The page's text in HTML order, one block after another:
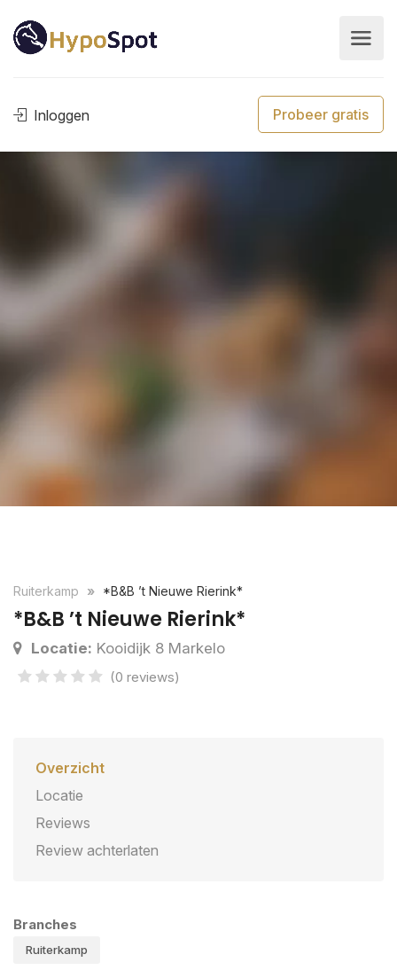
Inloggen Probeer gratis
Ruiterkamp *B&B ’t Nieuwe Rierink*
*B&B ’t Nieuwe Rierink*
Locatie: Kooidijk 8 Markelo
(0 reviews)
Overzicht
Locatie
Reviews
Review achterlaten
Branches
Ruiterkamp